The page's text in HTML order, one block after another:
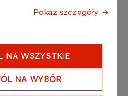
Pokaż szczegóły
NA WSZYSTKIE
NA WYBÓR
16 kwietnia 2014 r. w
(rozporządzenie w
rynku) oraz uchylające
Parlamentu Europejskiego
2003/124/WE,